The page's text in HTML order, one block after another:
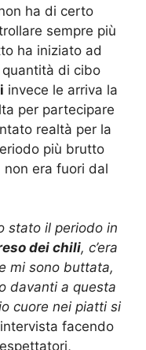
ha di certo
sempre più
ha iniziato ad
di cibo
invece le arriva la
per partecipare
realtà per la
più brutto
non era fuori dal
stato il periodo in
dei chili, c’era
mi sono buttata,
davanti a questa
cuore nei piatti si
facendo